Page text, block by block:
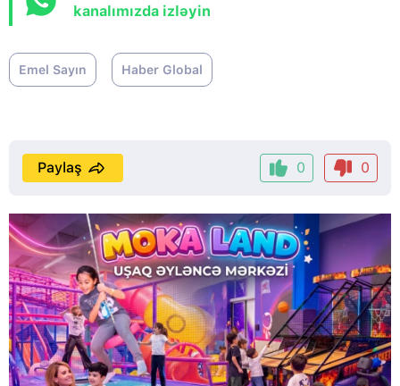
kanalımızda izləyin
Emel Sayın Haber Global
0 0
Paylaş